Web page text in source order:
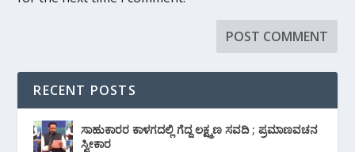
RECENT POSTS
ಸಾಹುಕಾರರ ಕಾಳಗದಲ್ಲಿ ಗೆದ್ದ ಲಕ್ಷ್ಮಣ ಸವದಿ ; ಪ್ರಮಾಣವಚನ
ಸ್ವೀಕಾರ